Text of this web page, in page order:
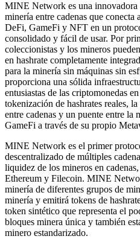
MINE Network es una innovadora
minería entre cadenas que
DeFi, GameFi y NFT en un
consolidado y fácil de usar. Por
coleccionistas y los mineros
en hashrate completamente
para la minería sin máquinas sin
proporciona una sólida
entusiastas de las criptomonedas
tokenización de hashrates reales,
entre cadenas y un puente entre
GameFi a través de su propio
MINE Network es el primer
descentralizado de múltiples
liquidez de los mineros en
Ethereum y Filecoin. MINE
minería de diferentes grupos de
minería y emitirá tokens de
token sintético que representa el
bloques minera única y también
minero estandarizado.